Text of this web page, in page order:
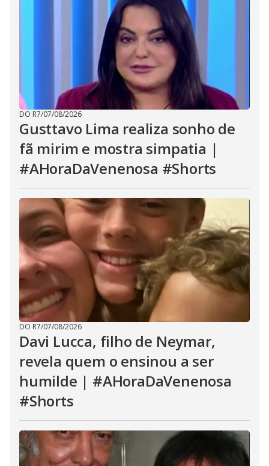
DO R7/07/08/2026
Gusttavo Lima realiza sonho de
fã mirim e mostra simpatia |
#AHoraDaVenenosa #Shorts
DO R7/07/08/2026
Davi Lucca, filho de Neymar,
revela quem o ensinou a ser
humilde | #AHoraDaVenenosa
#Shorts